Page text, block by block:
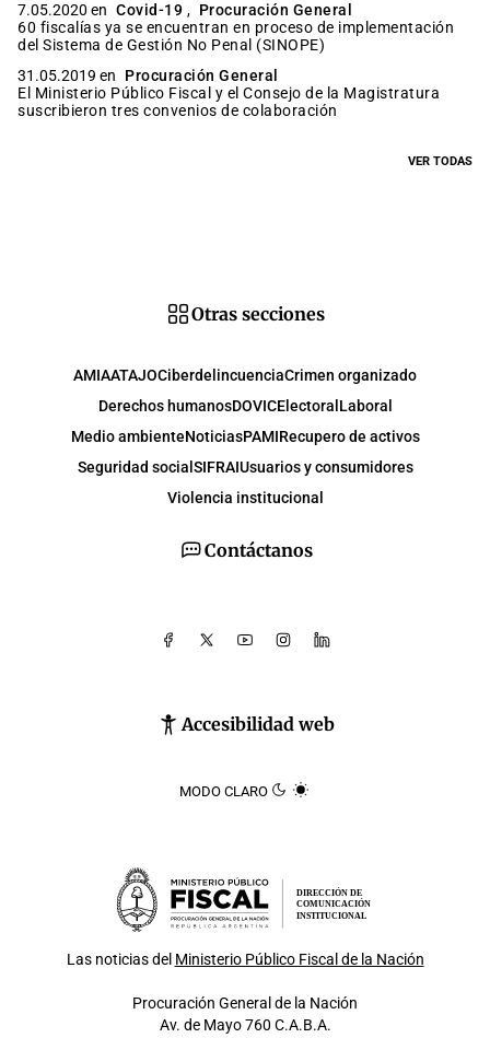
7.05.2020 en Covid-19 , Procuración General
60 fiscalías ya se encuentran en proceso de implementación
del Sistema de Gestión No Penal (SINOPE)
31.05.2019 en
Procuración General
El Ministerio Público Fiscal y el Consejo de la Magistratura
suscribieron tres convenios de colaboración
VER TODAS
Contáctanos
Accesibilidad web
MODO CLARO
Otras secciones
AMIAATAJOCiberdelincuenciaCrimen organizado
Derechos humanosDOVICElectoral Laboral
Medio ambienteNoticiasPAMIRecupero de activos
Seguridad social SIFRAIUsuarios y consumidores
Violencia institucional
DIRECCIÓN DE
COMUNICACIÓN
INSTITUCIONAL
Las noticias del Ministerio Público Fiscal de la Nación
Procuración General de la Nación
Av. de Mayo 760 C.A.B.A.